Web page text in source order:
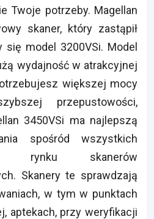
Twoje potrzeby. Magellan
skaner, który zastąpił
się model 3200VSi. Model
wydajność w atrakcyjnej
większej mocy
przepustowości,
3450VSi ma najlepszą
spośród wszystkich
rynku skanerów
Skanery te sprawdzają
w tym w punktach
aptekach, przy weryfikacji